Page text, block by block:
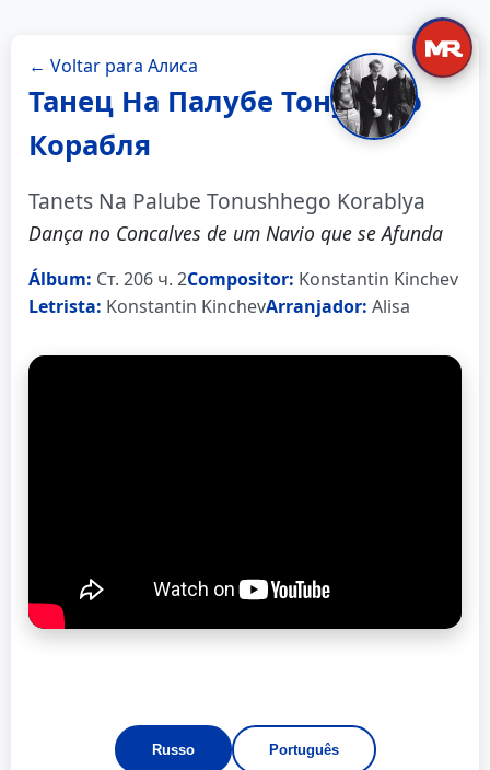
← Voltar para Алиса
Танец На Палубе Тонущего
Корабля
Tanets Na Palube Tonushhego Korablya
Dança no Concalves de um Navio que se Afunda
Álbum: Ст. 206 ч. 2Compositor: Konstantin Kinchev
Letrista: Konstantin KinchevArranjador: Alisa
Russo Português